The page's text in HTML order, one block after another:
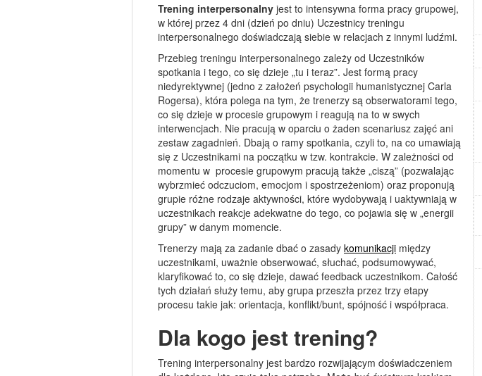
Trening interpersonalny jest to intensywna forma pracy grupowej,
w której przez 4 dni (dzień po dniu) Uczestnicy treningu
interpersonalnego doświadczają siebie w relacjach z innymi ludźmi.
Przebieg treningu interpersonalnego zależy od Uczestników
spotkania i tego, co się dzieje „tu i teraz”. Jest formą pracy
niedyrektywnej (jedno z założeń psychologii humanistycznej Carla
Rogersa), która polega na tym, że trenerzy są obserwatorami tego,
co się dzieje w procesie grupowym i reagują na to w swych
interwencjach. Nie pracują w oparciu o żaden scenariusz zajęć ani
zestaw zagadnień. Dbają o ramy spotkania, czyli to, na co umawiają
się z Uczestnikami na początku w tzw. kontrakcie. W zależności od
momentu w procesie grupowym pracują także „ciszą” (pozwalając
wybrzmieć odczuciom, emocjom i spostrzeżeniom) oraz proponują
grupie różne rodzaje aktywności, które wydobywają i uaktywniają w
uczestnikach reakcje adekwatne do tego, co pojawia się w „energii
grupy” w danym momencie.
Trenerzy mają za zadanie dbać o zasady komunikacji między
uczestnikami, uważnie obserwować, słuchać, podsumowywać,
klaryfikować to, co się dzieje, dawać feedback uczestnikom. Całość
tych działań służy temu, aby grupa przeszła przez trzy etapy
procesu takie jak: orientacja, konflikt/bunt, spójność i współpraca.
Dla kogo jest trening?
Trening interpersonalny jest bardzo rozwijającym doświadczeniem